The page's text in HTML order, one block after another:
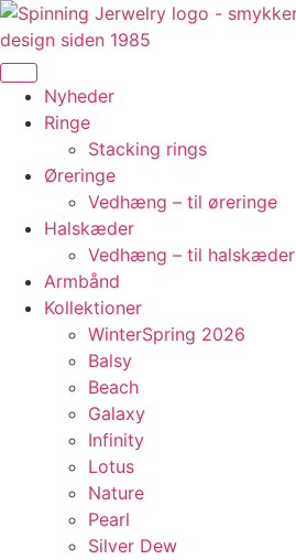
Videre
til
indhold
Nyheder
Ringe
Stacking rings
Øreringe
Vedhæng – til øreringe
Halskæder
Vedhæng – til halskæder
Armbånd
Kollektioner
WinterSpring 2026
Balsy
Beach
Galaxy
Infinity
Lotus
Nature
Pearl
Silver Dew